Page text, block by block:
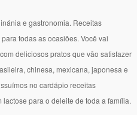
e gastronomia. Receitas
todas as ocasiões. Você vai
deliciosos pratos que vão satisfazer
chinesa, mexicana, japonesa e
no cardápio receitas
para o deleite de toda a família.